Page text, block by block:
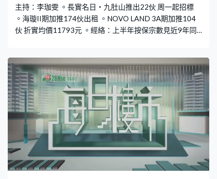
主持：李珈雯 。長實名日‧九肚山推出22伙 周一起招標
。海璇II期加推174伙出租 。NOVO LAND 3A期加推104
伙 折實均價11793元 。經絡：上半年按保宗數見近9年同